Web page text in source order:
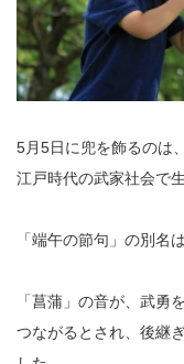
5月5日に兜を飾るのは、
江戸時代の武家社会で
「端午の節句」の別名
「菖蒲」の音が、武勇
つながるとされ、後継